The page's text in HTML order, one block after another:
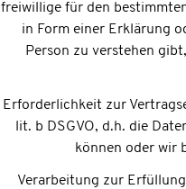
freiwillige für den
in Form einer Erklärung
Person zu verstehen
Erforderlichkeit zur
lit. b DSGVO, d.h. die
können oder wir
Verarbeitung zur